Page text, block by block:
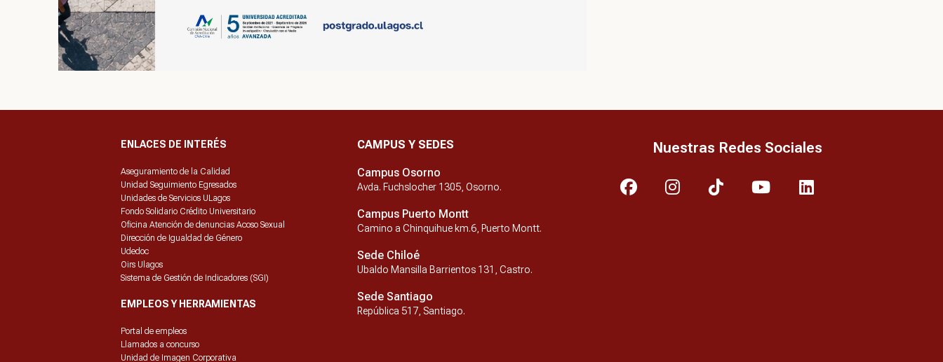
ENLACES DE INTERÉS
Aseguramiento de la Calidad
Unidad Seguimiento Egresados
Unidades de Servicios ULagos
Fondo Solidario Crédito Universitario
Oficina Atención de denuncias Acoso Sexual
Dirección de Igualdad de Género
Udedoc
Oirs Ulagos
Sistema de Gestión de Indicadores (SGI)
EMPLEOS Y HERRAMIENTAS
Portal de empleos
Llamados a concurso
Unidad de Imagen Corporativa
CAMPUS Y SEDES
Campus Osorno
Avda. Fuchslocher 1305, Osorno.
Campus Puerto Montt
Camino a Chinquihue km.6, Puerto Montt.
Sede Chiloé
Ubaldo Mansilla Barrientos 131, Castro.
Sede Santiago
República 517, Santiago.
Nuestras Redes Sociales